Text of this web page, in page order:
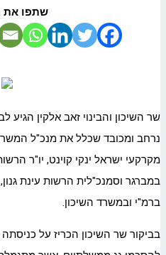
שתפו את
שר השיכון והבינוי זאב אלקין הגיע
נרחב ומכובד שכלל את מנכ"ל
מקרקעי ישראל ינקי קוינט, יו"ר
במברגר וסמנכ"לית הרשות עינת
ברמ"י ובמשרד השיכון.
בביקור שר השיכון הכריז על